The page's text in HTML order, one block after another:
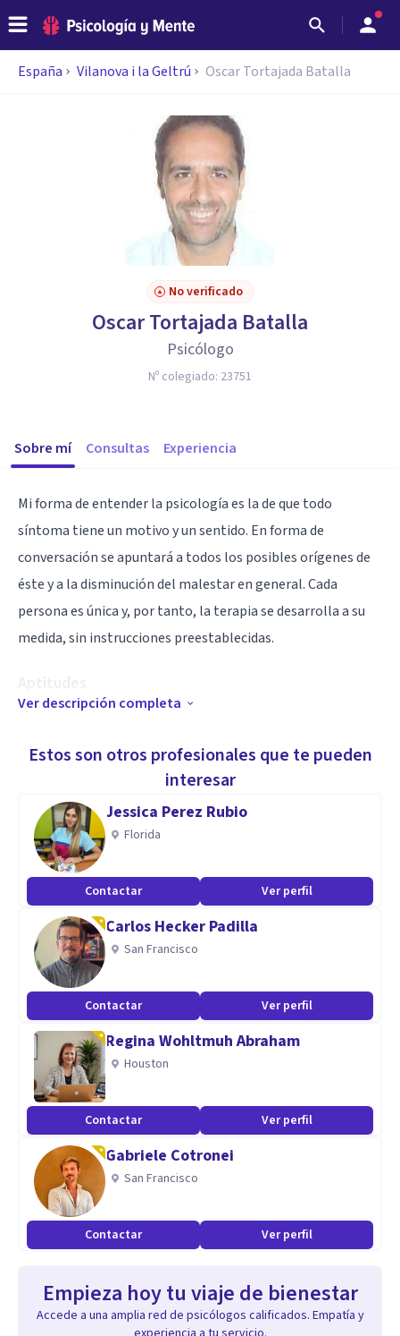
España Vilanova i la Geltrú Oscar Tortajada Batalla
No verificado
Oscar Tortajada Batalla
Psicólogo
Nº colegiado: 23751
Sobre mí Consultas Experiencia
Mi forma de entender la psicología es la de que todo
síntoma tiene un motivo y un sentido. En forma de
conversación se apuntará a todos los posibles orígenes de
éste y a la disminución del malestar en general. Cada
persona es única y, por tanto, la terapia se desarrolla a su
medida, sin instrucciones preestablecidas.
Aptitudes
Mi formación incluye dos vías claramente diferenciadas: la
otra parte, la vertiente psicoanalítica. Inicié mis estudios
forme en la obra de Freud y Lacan, para más tarde
asociarme a Apertura (estudio, investigación y transmisión
del Psicoanálisis), donde un grupo de profesionales
compartíamos conocimientos en forma de clases teóricas,
seminarios y casos clínicos. Actualmente, continúo
formándome y actualizándome con el fin de ofrecer la
mejor terapia a todo aquel que la necesite.
Ver descripción completa
Estos son otros profesionales que te pueden
interesar
Jessica Perez Rubio
Florida
Contactar Ver perfil
Carlos Hecker Padilla
San Francisco
Contactar Ver perfil
Regina Wohltmuh Abraham
Houston
Contactar Ver perfil
Gabriele Cotronei
San Francisco
Contactar Ver perfil
Empieza hoy tu viaje de bienestar
Accede a una amplia red de psicólogos calificados. Empatía y